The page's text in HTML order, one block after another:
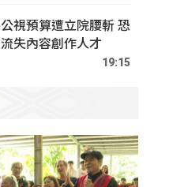
公視預算遭立院腰斬 恐
流失內容創作人才
19:15